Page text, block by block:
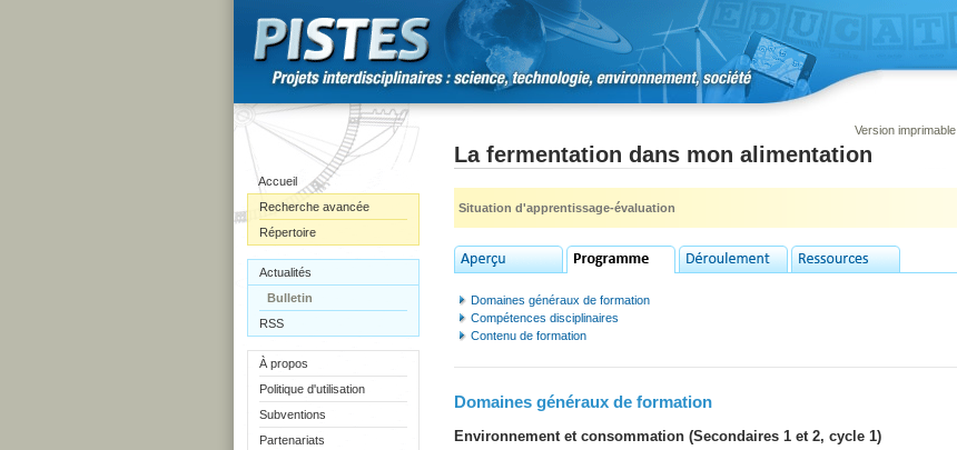
Accueil
Recherche avancée
Répertoire
Actualités
Bulletin
RSS
À propos
Politique d'utilisation
Subventions
Partenariats
Version imprimable
La fermentation dans mon alimentation
Situation d'apprentissage-évaluation
Domaines généraux de formation
Compétences disciplinaires
Contenu de formation
Domaines généraux de formation
Environnement et consommation (Secondaires 1 et 2, cycle 1)